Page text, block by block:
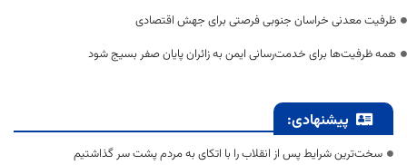
ظرفیت معدنی خراسان جنوبی فرصتی برای جهش اقتصادی
همه ظرفیت‌ها برای خدمت‌رسانی ایمن به زائران پایان صفر بسیج شود
پیشنهادی:
سخت‌ترین شرایط پس از انقلاب را با اتکای به مردم پشت سر گذاشتیم